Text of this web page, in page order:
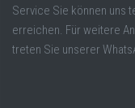
Service Sie können uns
erreichen. Für weitere
treten Sie unserer